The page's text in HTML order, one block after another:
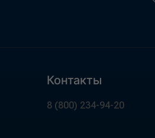
Контакты
8 (800) 234-94-20